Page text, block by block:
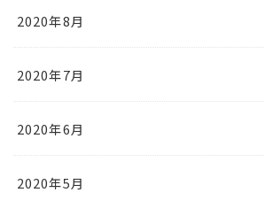
2020年8月
2020年7月
2020年6月
2020年5月